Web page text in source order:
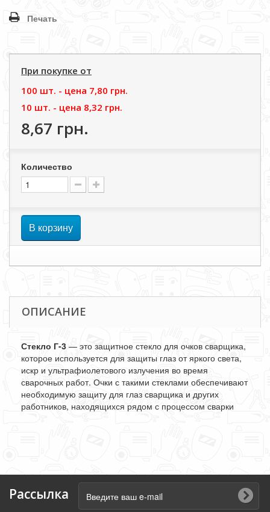
Печать
При покупке от
100 шт. - цена 7,80 грн.
10 шт. - цена 8,32 грн.
8,67 грн.
Количество
В корзину
ОПИСАНИЕ
Стекло Г-3 — это защитное стекло для очков сварщика,
которое используется для защиты глаз от яркого света,
искр и ультрафиолетового излучения во время
сварочных работ. Очки с такими стеклами обеспечивают
необходимую защиту для глаз сварщика и других
работников, находящихся рядом с процессом сварки
Рассылка